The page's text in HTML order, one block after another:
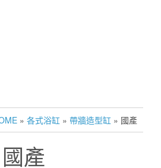
» 各式浴缸 » 帶牆造型缸 » 國產
國產